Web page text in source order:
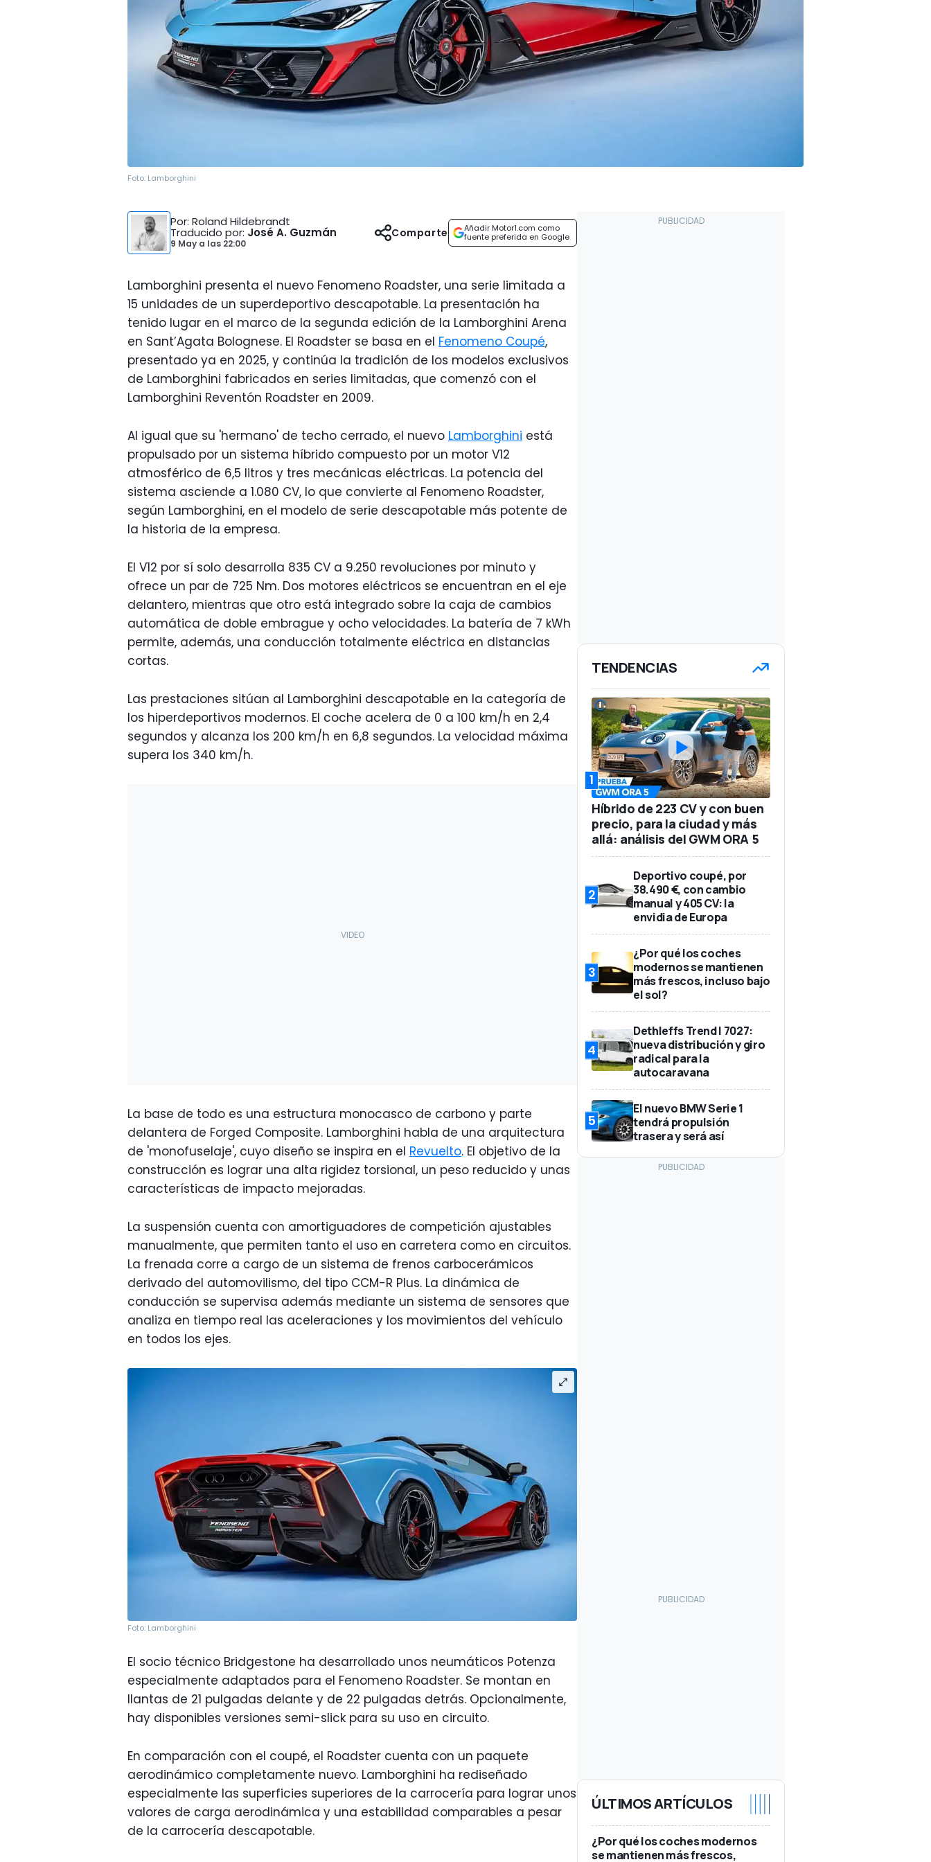
Foto: Lamborghini
Por: Roland Hildebrandt
Traducido por: José A. Guzmán
9 May a las 22:00
Añadir Motor1.com como
fuente preferida en Google
Comparte
Lamborghini presenta el nuevo Fenomeno Roadster, una serie limitada a
15 unidades de un superdeportivo descapotable. La presentación ha
tenido lugar en el marco de la segunda edición de la Lamborghini Arena
en Sant’Agata Bolognese. El Roadster se basa en el Fenomeno Coupé,
presentado ya en 2025, y continúa la tradición de los modelos exclusivos
de Lamborghini fabricados en series limitadas, que comenzó con el
Lamborghini Reventón Roadster en 2009.
Al igual que su 'hermano' de techo cerrado, el nuevo Lamborghini está
propulsado por un sistema híbrido compuesto por un motor V12
atmosférico de 6,5 litros y tres mecánicas eléctricas. La potencia del
sistema asciende a 1.080 CV, lo que convierte al Fenomeno Roadster,
según Lamborghini, en el modelo de serie descapotable más potente de
la historia de la empresa.
El V12 por sí solo desarrolla 835 CV a 9.250 revoluciones por minuto y
ofrece un par de 725 Nm. Dos motores eléctricos se encuentran en el eje
delantero, mientras que otro está integrado sobre la caja de cambios
automática de doble embrague y ocho velocidades. La batería de 7 kWh
permite, además, una conducción totalmente eléctrica en distancias
cortas.
Las prestaciones sitúan al Lamborghini descapotable en la categoría de
los hiperdeportivos modernos. El coche acelera de 0 a 100 km/h en 2,4
segundos y alcanza los 200 km/h en 6,8 segundos. La velocidad máxima
supera los 340 km/h.
La base de todo es una estructura monocasco de carbono y parte
delantera de Forged Composite. Lamborghini habla de una arquitectura
de 'monofuselaje', cuyo diseño se inspira en el Revuelto. El objetivo de la
construcción es lograr una alta rigidez torsional, un peso reducido y unas
características de impacto mejoradas.
La suspensión cuenta con amortiguadores de competición ajustables
manualmente, que permiten tanto el uso en carretera como en circuitos.
La frenada corre a cargo de un sistema de frenos carbocerámicos
derivado del automovilismo, del tipo CCM-R Plus. La dinámica de
conducción se supervisa además mediante un sistema de sensores que
analiza en tiempo real las aceleraciones y los movimientos del vehículo
en todos los ejes.
Foto: Lamborghini
El socio técnico Bridgestone ha desarrollado unos neumáticos Potenza
especialmente adaptados para el Fenomeno Roadster. Se montan en
llantas de 21 pulgadas delante y de 22 pulgadas detrás. Opcionalmente,
hay disponibles versiones semi-slick para su uso en circuito.
En comparación con el coupé, el Roadster cuenta con un paquete
aerodinámico completamente nuevo. Lamborghini ha rediseñado
especialmente las superficies superiores de la carrocería para lograr unos
valores de carga aerodinámica y una estabilidad comparables a pesar
de la carrocería descapotable.
TENDENCIAS
1
Híbrido de 223 CV y con buen
precio, para la ciudad y más
allá: análisis del GWM ORA 5
2
Deportivo coupé, por
38.490 €, con cambio
manual y 405 CV: la
envidia de Europa
3
¿Por qué los coches
modernos se mantienen
más frescos, incluso bajo
el sol?
4
Dethleffs Trend I 7027:
nueva distribución y giro
radical para la
autocaravana
5
El nuevo BMW Serie 1
tendrá propulsión
trasera y será así
ÚLTIMOS ARTÍCULOS
¿Por qué los coches modernos
se mantienen más frescos,